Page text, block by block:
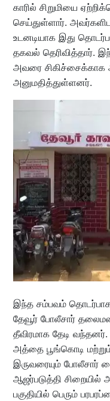
காரில் சிறுமியை
செய்துள்ளார்.
உடனடியாக இது
தகவல் தெரிவித்தார்.
அவரை சிகிச்சைக்காக
அனுமதித்துள்ளனர்.
இந்த சம்பவம் தொடர்பாக
தேவூர் போலீசார்
தீவிரமாக தேடி
அத்தை பூங்கொடி
இருவரையும் போலீசார்
ஆஜர்படுத்தி
பகுதியில் பெரும்